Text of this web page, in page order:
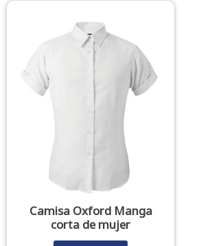
Camisa Oxford Manga
corta de mujer